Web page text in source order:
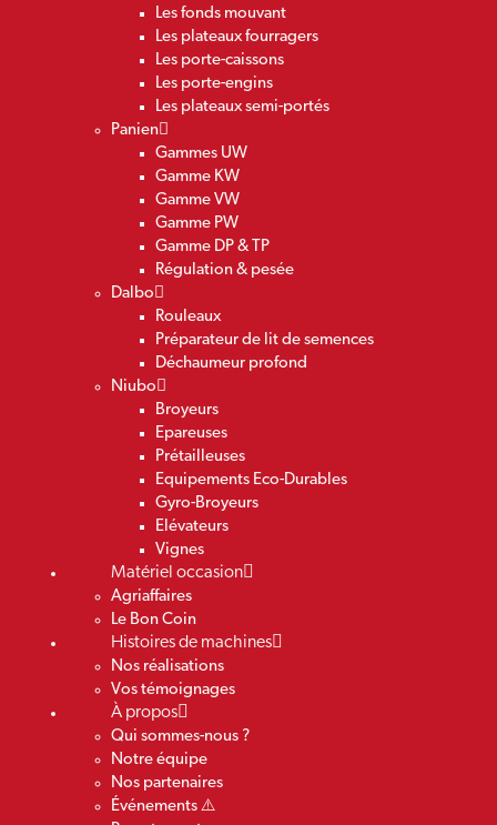
Les fonds mouvant
Les plateaux fourragers
Les porte-caissons
Les porte-engins
Les plateaux semi-portés
Panien
Gammes UW
Gamme KW
Gamme VW
Gamme PW
Gamme DP & TP
Régulation & pesée
Dalbo
Rouleaux
Préparateur de lit de semences
Déchaumeur profond
Niubo
Broyeurs
Epareuses
Prétailleuses
Equipements Eco-Durables
Gyro-Broyeurs
Elévateurs
Vignes
Matériel occasion
Agriaffaires
Le Bon Coin
Histoires de machines
Nos réalisations
Vos témoignages
À propos
Qui sommes-nous ?
Notre équipe
Nos partenaires
Événements ⚠️